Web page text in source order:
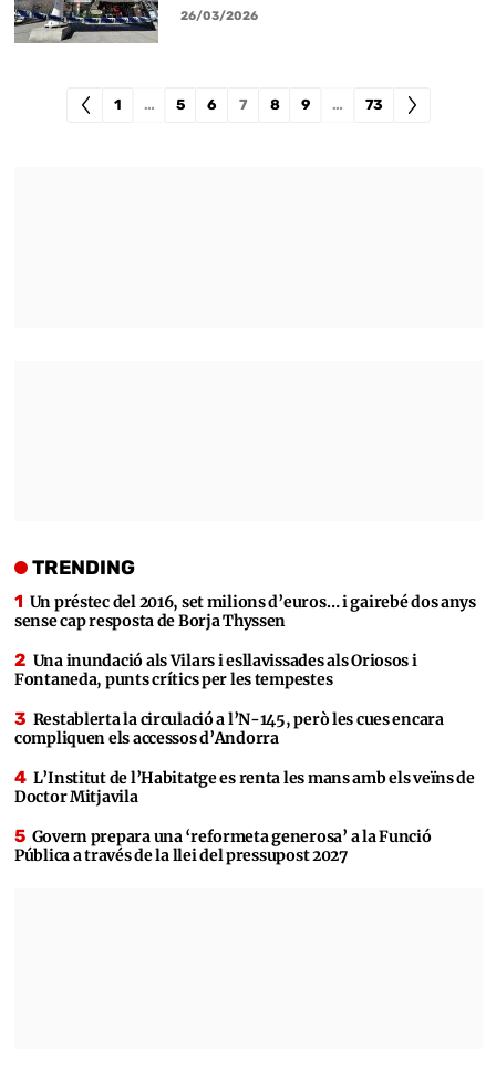
26/03/2026
1 … 5 6 7 8 9 … 73
TRENDING
Un préstec del 2016, set milions d’euros… i gairebé dos anys
sense cap resposta de Borja Thyssen
Una inundació als Vilars i esllavissades als Oriosos i
Fontaneda, punts crítics per les tempestes
Restablerta la circulació a l’N-145, però les cues encara
compliquen els accessos d’Andorra
L’Institut de l’Habitatge es renta les mans amb els veïns de
Doctor Mitjavila
Govern prepara una ‘reformeta generosa’ a la Funció
Pública a través de la llei del pressupost 2027